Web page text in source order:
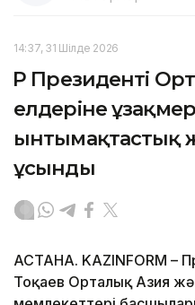
14:37, 31 Шілде 2026
ҚР Президенті
елдеріне
ынтымақтастық
ұсынды
АСТАНА. KAZINFORM –
Тоқаев Орталық Азия